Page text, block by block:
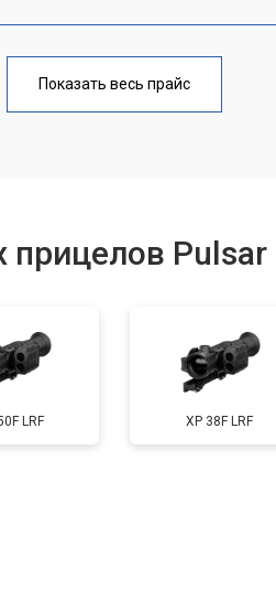
от 170 мин
от 60 мин
Показать весь прайс
прицелов Pulsar
LRF XP 38F LRF